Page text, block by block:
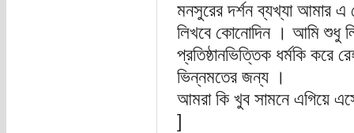
মনসুরের দর্শন ব্যখ্যা আমার এ
লিখবে কোনোদিন । আমি শুধু
প্রতিষ্ঠানভিত্তিক ধর্মকি
ভিন্নমতের জন্য ।
আমরা কি খুব সামনে এগিয়ে
]